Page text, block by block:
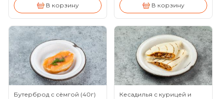
В корзину В корзину
Бутерброд с сёмгой (40г)
Кесадилья с курицей и